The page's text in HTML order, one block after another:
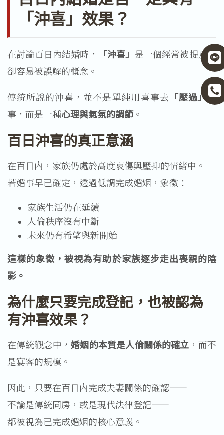
「沖喜」效果？
在討論百日內結婚時， 「沖喜」 是一個經常被提及、
卻容易被誤解的概念。
傳統所說的沖喜，並不是單純用喜事去 「壓過」 喪
事，而是一種心理與氣氛的調節。
百日沖喜的真正意涵
在百日內，家族仍處於高度哀傷與壓抑的情緒中。
若婚事早已確定，透過低調完成婚姻，象徵：
家族生活仍在延續
人倫秩序沒有中斷
未來仍有希望與新開始
這樣的象徵，被視為有助於家族逐步走出喪親的陰
影。
為什麼只要完成登記，也被認為
有沖喜效果？
在傳統觀念中，婚姻的本質是人倫關係的確立 ，而不
是宴客的規模。
因此，只要在百日內完成夫妻關係的確認——
不論是傳統同房，或是現代法律登記——
都被視為已完成婚姻的核心意義。